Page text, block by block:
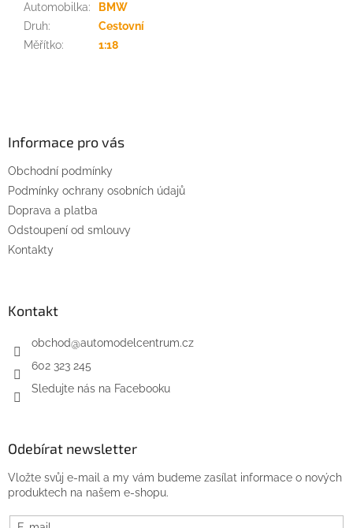
Automobilka:
BMW
Druh:
Cestovní
Měřítko: 1:18
Informace pro vás
Obchodní podmínky
Podmínky ochrany osobních údajů
Doprava a platba
Odstoupení od smlouvy
Kontakty
Kontakt
obchod@automodelcentrum.cz
602 323 245
Sledujte nás na Facebooku
Odebírat newsletter
Vložte svůj e-mail a my vám budeme zasílat informace o nových
produktech na našem e-shopu.